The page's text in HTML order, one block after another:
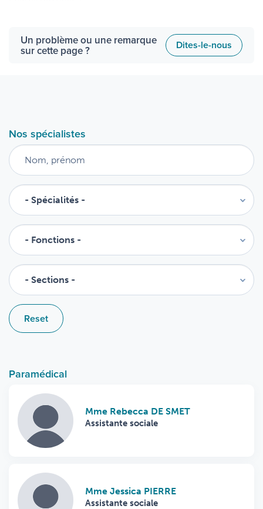
Un problème ou une remarque
sur cette page ? Dites-le-nous
Nos spécialistes
Reset
Paramédical
Mme Rebecca DE SMET
Assistante sociale
Mme Jessica PIERRE
Assistante sociale